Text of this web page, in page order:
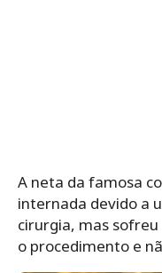
A neta da famosa
internada devido a
cirurgia, mas
o procedimento e